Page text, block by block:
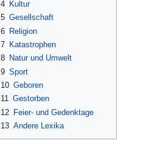
4 Kultur
5 Gesellschaft
6 Religion
7 Katastrophen
8 Natur und Umwelt
9 Sport
10 Geboren
11 Gestorben
12 Feier- und Gedenktage
13 Andere Lexika